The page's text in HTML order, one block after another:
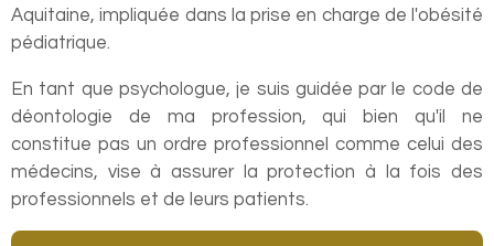
Aquitaine, impliquée dans la prise en charge de l'obésité
pédiatrique.
En tant que psychologue, je suis guidée par le code de
déontologie de ma profession, qui bien qu'il ne
constitue pas un ordre professionnel comme celui des
médecins, vise à assurer la protection à la fois des
professionnels et de leurs patients.